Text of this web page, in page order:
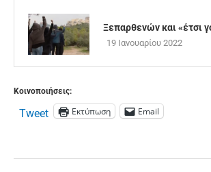
Ξεπαρθενών και «έτσι
19 Ιανουαρίου 2022
Κοινοποιήσεις:
Tweet Εκτύπωση Email